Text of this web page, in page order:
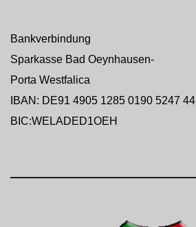
Bankverbindung
Sparkasse Bad Oeynhausen-
Porta Westfalica
IBAN: DE91 4905 1285 0190 5247 44
BIC:WELADED1OEH